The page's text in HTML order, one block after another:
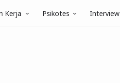
Kerja Psikotes Interview